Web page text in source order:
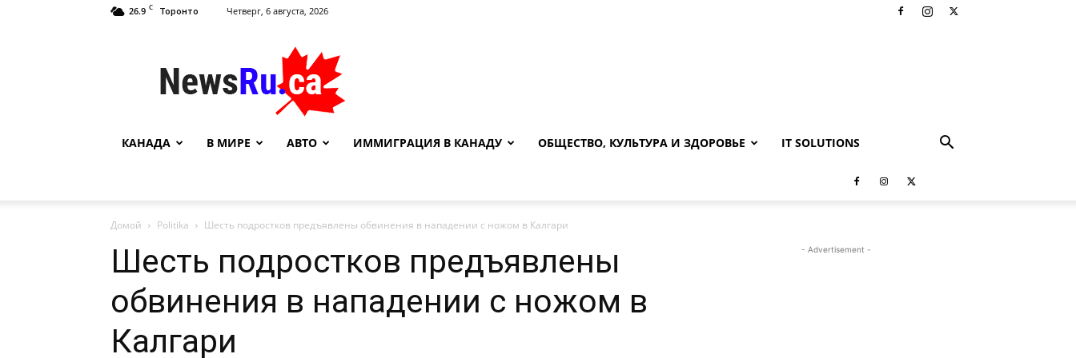
26.9 C Торонто Четверг, 6 августа, 2026
NewsRu.Ca
КАНАДА В МИРЕ АВТО ИММИГРАЦИЯ В КАНАДУ ОБЩЕСТВО, КУЛЬТУРА И ЗДОРОВЬЕ IT SOLUTIONS
Домой Politika Шесть подростков предъявлены обвинения в нападении с ножом в Калгари
Шесть подростков предъявлены
обвинения в нападении с ножом в
Калгари
- Advertisement -